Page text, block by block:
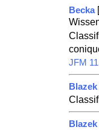
Becka [
JFM
Blazek
Blazek